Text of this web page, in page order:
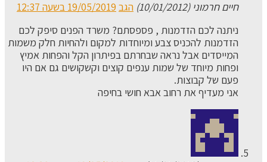
חיים חרמוני (10/01/2012) הגב 19/05/2019 בשעה 12:37
ניתנה לכם הזדמנות , פספסתם? משרד הפנים סיפק לכם
הזדמנות להכניס צבע ומיוחדות למקום ולהחיות חלק משמות
המייסדים אבל נראה שבחרתם בפיתרון הקל והפחות אמיץ
ופחות מיוחד של שמות ענפים קוצים וקשקושים גם אם היו
פעם של קבוצות.
אני מעדיף את רחוב אבא חושי בחיפה